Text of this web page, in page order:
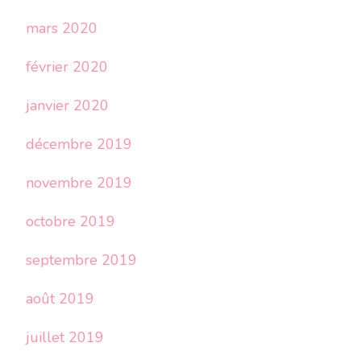
mars 2020
février 2020
janvier 2020
décembre 2019
novembre 2019
octobre 2019
septembre 2019
août 2019
juillet 2019